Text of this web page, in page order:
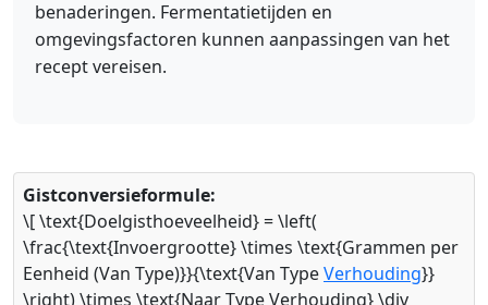
benaderingen. Fermentatietijden en
omgevingsfactoren kunnen aanpassingen van het
recept vereisen.
Gistconversieformule:
\[ \text{Doelgisthoeveelheid} = \left(
\frac{\text{Invoergrootte} \times \text{Grammen per
Eenheid (Van Type)}}{\text{Van TypeVerhouding}}
\right) \times \text{Naar Type Verhouding} \div